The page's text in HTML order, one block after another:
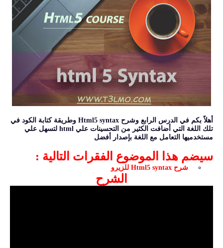
أهلاً بكم في الدرس الرابع وشرح Html5 syntax وطريقة كتابة الكود في
تلك اللغة التي أضافت الكثير من التحسينات علي html لتسهل علي
مستخدميها التعامل مع اللغة بإصدار أفضل
سيضم هذا الموضوع الفقرات التالية :
شرح Html5 syntax للزيرو
الشرح